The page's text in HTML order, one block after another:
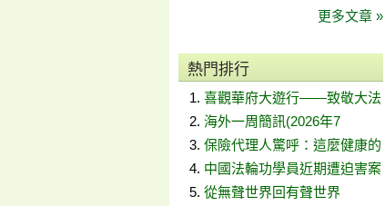
更多文章 »
熱門排行
喜觀華府大遊行——致敬大法
海外一周簡訊(2026年7
保險代理人驚呼：這麼健康的
中國法輪功學員近期遭迫害案
從無聲世界回有聲世界